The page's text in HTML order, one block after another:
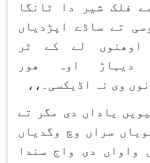
فلک شیر دا ٹانگا
تے ساڈے اپڑدیاں
اوھنوں لے کے ٹر
دیہاڑ اوہ ھور
وی نہ اڈیکسی۔،،
یاداں دی مگر تے
سراں وچ وگدیاں
واواں دی واج سندا